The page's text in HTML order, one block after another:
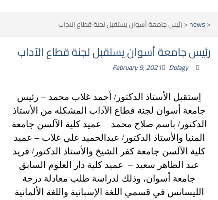
<
news
<رئيس جامعة أسوان يستقبل لجنة قطاع الآداب
رئيس جامعة أسوان يستقبل لجنة قطاع الآداب
February 9, 2021 Dolagy
اِستقبل الأستاذ الدكتور/ أحمد غلاب محمد – رئيس
جامعة أسوان لجنة قطاع الآداب المشكله من الأستاذ
الدكتور/ باسم صلاح محمد – عميد كلية الآلسن جامعة
المنيا والأستاذ الدكتور/ عبدالحميد علي غلاب – عميد
كلية الآلسن جامعة كفر الشيخ والأستاذ الدكتور/ فريد
عبد الظاهر سعيد – عميد كلية دار العلوم السابق
جامعة أسوان، وذلك لدراسة طلب معادلة درجة
الليسانس في قسمي اللغة الإسبانية واللغة الألمانية